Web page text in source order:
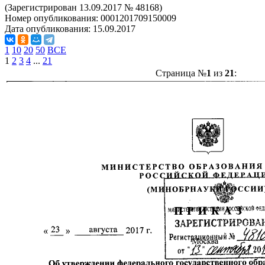
(Зарегистрирован 13.09.2017 № 48168)
Номер опубликования: 0001201709150009
Дата опубликования: 15.09.2017
1 10 20 50 ВСЕ
1 2 3 4 ... 21
Страница №1 из 21: